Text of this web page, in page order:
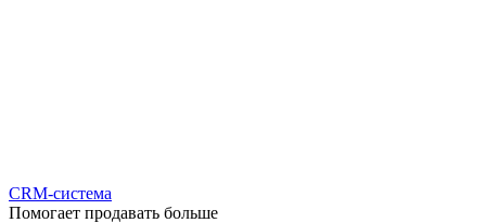
CRM-система
Помогает продавать больше